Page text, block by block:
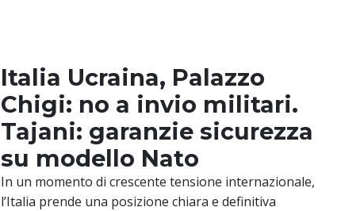
Italia Ucraina, Palazzo
Chigi: no a invio militari.
Tajani: garanzie sicurezza
su modello Nato
In un momento di crescente tensione internazionale,
l’Italia prende una posizione chiara e definitiva